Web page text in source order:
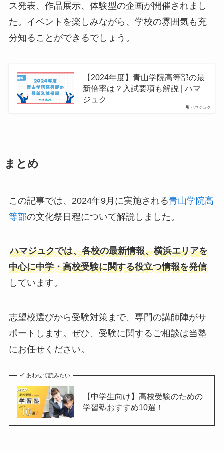
ス発表、作品展示、体験型の企画が開催されまし
た。イベントを楽しみながら、学校の雰囲気も充
分知ることができるでしょう。
ハマジュク
【2024年度】青山学院高等部の最
新倍率は？入試要項も解説 | ハマ
ジュク
まとめ
この記事では、2024年9月に実施される青山学院高
等部の文化祭日程について解説しました。
ハマジュクでは、各校の最新情報、横浜エリアを
中心に中学・高校受験に関する役立つ情報を発信
しています。
志望校選びから受験対策まで、専門の講師陣がサ
ポートします。ぜひ、受験に関するご相談は当塾
にお任せください。
あわせて読みたい
【中学生向け】高校受験のための
学習塾おすすめ10選！